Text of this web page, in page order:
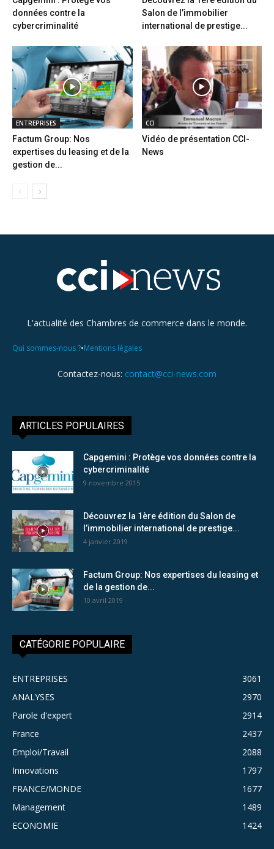
données contre la
cybercriminalité
Salon de l’immobilier
international de prestige...
ENTREPRISES
Factum Group: Nos
expertises du leasing et de la
gestion de...
CCI
Vidéo de présentation CCI-
News
L'actualité des Chambres de commerce dans le monde.
Qui sommes-nous ?•Mentions légales
Contactez-nous: contact@cci-news.com
ARTICLES POPULAIRES
Capgemini : Protège vos données contre la
cybercriminalité
9 novembre 2015
Découvrez la 1ère édition du Salon de
l’immobilier international de prestige...
4 janvier 2019
Factum Group: Nos expertises du leasing et
de la gestion de...
10 avril 2019
CATÉGORIE POPULAIRE
ENTREPRISES
3061
ANALYSES
2970
Parole d'expert
2914
France
2437
Emploi/Travail
2088
Innovations
1797
FRANCE/MONDE
1677
Management
1489
ECONOMIE
1424